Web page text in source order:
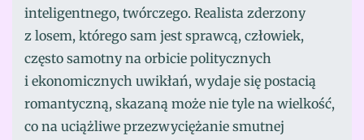
inteligentnego, twórczego. Realista zderzony
z losem, którego sam jest sprawcą, człowiek,
często samotny na orbicie politycznych
i ekonomicznych uwikłań, wydaje się postacią
romantyczną, skazaną może nie tyle na wielkość,
co na uciążliwe przezwyciężanie smutnej